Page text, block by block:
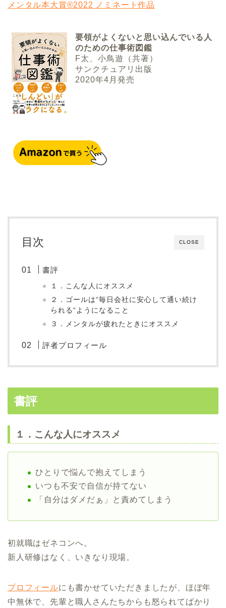
メンタル本大賞®2022 ノミネート作品
要領がよくないと思い込んでいる人
のための仕事術図鑑
F太、小鳥遊（共著）
サンクチュアリ出版
2020年4月発売
CLOSE
目次
書評
１．こんな人にオススメ
２．ゴールは“毎日会社に安心して通い続け
られる“ようになること
３．メンタルが疲れたときにオススメ
評者プロフィール
書評
１．こんな人にオススメ
ひとりで悩んで抱えてしまう
いつも不安で自信が持てない
「自分はダメだぁ」と責めてしまう
初就職はゼネコンへ。
新人研修はなく、いきなり現場。
プロフィールにも書かせていただきましたが、ほぼ年
中無休で、先輩と職人さんたちからも怒られてばかり